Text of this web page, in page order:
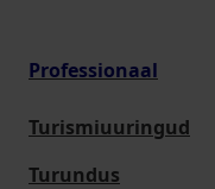
Professionaal
Turismiuuringud
Turundus